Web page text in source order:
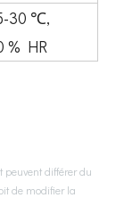
30 ℃,
% HR
différer du
de modifier la